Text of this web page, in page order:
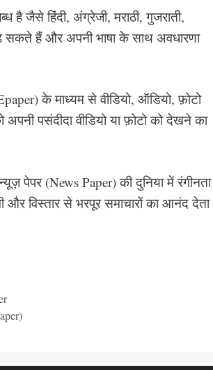
है जैसे हिंदी, अंग्रेजी, मराठी, गुजराती,
सकते हैं और अपनी भाषा के साथ अवधारणा
के माध्यम से वीडियो, ऑडियो, फ़ोटो
पसंदीदा वीडियो या फ़ोटो को देखने का
पेपर (News Paper) की दुनिया में रंगीनता
विस्तार से भरपूर समाचारों का आनंद देता